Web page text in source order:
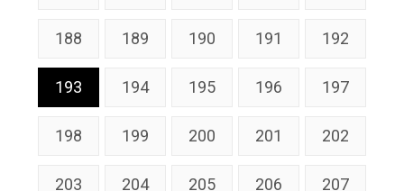
188 189 190 191 192
193 194 195 196 197
198 199 200 201 202
203 204 205 206 207